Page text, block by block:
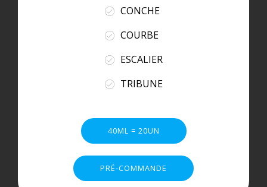
CONCHE
COURBE
ESCALIER
TRIBUNE
40ML = 20UN
PRÉ-COMMANDE